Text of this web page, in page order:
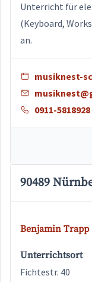
Unterricht für
(Keyboard,
an.
musiknest-
0911-5818928
90489
Benjamin Trapp
Unterrichtsort
Fichtestr. 40